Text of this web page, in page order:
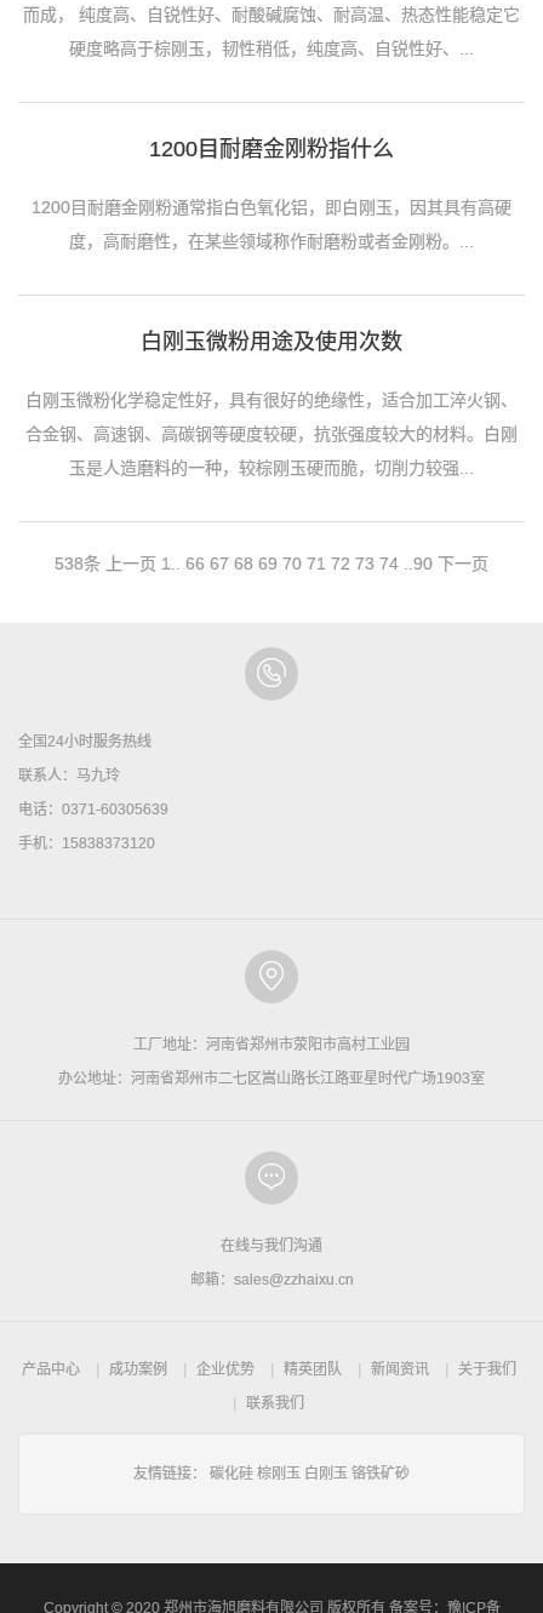
而成， 纯度高、自锐性好、耐酸碱腐蚀、耐高温、热态性能稳定它
硬度略高于棕刚玉，韧性稍低，纯度高、自锐性好、...
1200目耐磨金刚粉指什么
1200目耐磨金刚粉通常指白色氧化铝，即白刚玉，因其具有高硬
度，高耐磨性，在某些领域称作耐磨粉或者金刚粉。...
白刚玉微粉用途及使用次数
白刚玉微粉化学稳定性好，具有很好的绝缘性，适合加工淬火钢、
合金钢、高速钢、高碳钢等硬度较硬，抗张强度较大的材料。白刚
玉是人造磨料的一种，较棕刚玉硬而脆，切削力较强...
538条 上一页 1.. 66 67 68 69 70 71 72 73 74 ..90 下一页
全国24小时服务热线
联系人：马九玲
电话：0371-60305639
手机：15838373120
工厂地址：河南省郑州市荥阳市高村工业园
办公地址：河南省郑州市二七区嵩山路长江路亚星时代广场1903室
在线与我们沟通
邮箱：sales@zzhaixu.cn
产品中心 成功案例 企业优势 精英团队 新闻资讯
关于我们
联系我们
友情链接： 碳化硅 棕刚玉 白刚玉 铬铁矿砂
Copyright © 2020 郑州市海旭磨料有限公司 版权所有 备案号： 豫ICP备